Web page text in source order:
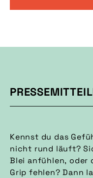
Kennst du das
nicht rund läuft?
Blei anfühlen, oder
Grip fehlen? Dann